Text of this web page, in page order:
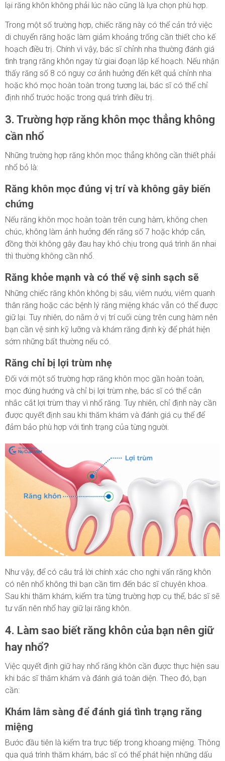
lại răng khôn không phải lúc nào cũng là lựa chọn phù hợp.
Trong một số trường hợp, chiếc răng này có thể cản trở việc
di chuyển răng hoặc làm giảm khoảng trống cần thiết cho kế
hoạch điều trị. Chính vì vậy, bác sĩ chỉnh nha thường đánh giá
tình trạng răng khôn ngay từ giai đoạn lập kế hoạch. Nếu nhận
thấy răng số 8 có nguy cơ ảnh hưởng đến kết quả chỉnh nha
hoặc khó mọc hoàn toàn trong tương lai, bác sĩ có thể chỉ
định nhổ trước hoặc trong quá trình điều trị.
3. Trường hợp răng khôn mọc thẳng không
cần nhổ
Những trường hợp răng khôn mọc thẳng không cần thiết phải
nhổ bỏ là:
Răng khôn mọc đúng vị trí và không gây biến
chứng
Nếu răng khôn mọc hoàn toàn trên cung hàm, không chen
chúc, không làm ảnh hưởng đến răng số 7 hoặc khớp cắn,
đồng thời không gây đau hay khó chịu trong quá trình ăn nhai
thì thường không cần nhổ.
Răng khỏe mạnh và có thể vệ sinh sạch sẽ
Những chiếc răng khôn không bị sâu, viêm nướu, viêm quanh
thân răng hoặc các bệnh lý răng miệng khác vẫn có thể được
giữ lại. Tuy nhiên, do nằm ở vị trí cuối cùng trên cung hàm nên
bạn cần vệ sinh kỹ lưỡng và khám răng định kỳ để phát hiện
sớm những bất thường nếu có.
Răng chỉ bị lợi trùm nhẹ
Đối với một số trường hợp răng khôn mọc gần hoàn toàn,
mọc đúng hướng và chỉ bị lợi trùm nhẹ, bác sĩ có thể cân
nhắc cắt lợi trùm thay vì nhổ răng. Tuy nhiên, chỉ định này cần
được quyết định sau khi thăm khám và đánh giá cụ thể để
đảm bảo phù hợp với tình trạng của từng người.
Như vậy, để có câu trả lời chính xác cho nghi vấn răng khôn
có nên nhổ không thì bạn cần tìm đến bác sĩ chuyên khoa.
Sau khi thăm khám, kiểm tra từng trường hợp cụ thể, bác sĩ sẽ
tư vấn nên nhổ hay giữ lại răng khôn.
4. Làm sao biết răng khôn của bạn nên giữ
hay nhổ?
Việc quyết định giữ hay nhổ răng khôn cần được thực hiện sau
khi bác sĩ thăm khám và đánh giá toàn diện. Theo đó, bạn
cần:
Khám lâm sàng để đánh giá tình trạng răng
miệng
Bước đầu tiên là kiểm tra trực tiếp trong khoang miệng. Thông
qua quá trình thăm khám, bác sĩ có thể phát hiện những dấu